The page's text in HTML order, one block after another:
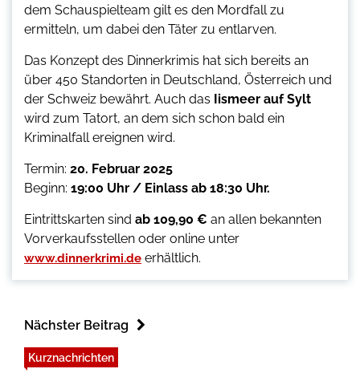
dem Schauspielteam gilt es den Mordfall zu
ermitteln, um dabei den Täter zu entlarven.
Das Konzept des Dinnerkrimis hat sich bereits an
über 450 Standorten in Deutschland, Österreich und
der Schweiz bewährt. Auch das Iismeer auf Sylt
wird zum Tatort, an dem sich schon bald ein
Kriminalfall ereignen wird.
Termin: 20. Februar 2025
Beginn: 19:00 Uhr / Einlass ab 18:30 Uhr.
Eintrittskarten sind ab 109,90 € an allen bekannten
Vorverkaufsstellen oder online unter
www.dinnerkrimi.de erhältlich.
Nächster Beitrag
Kurznachrichten